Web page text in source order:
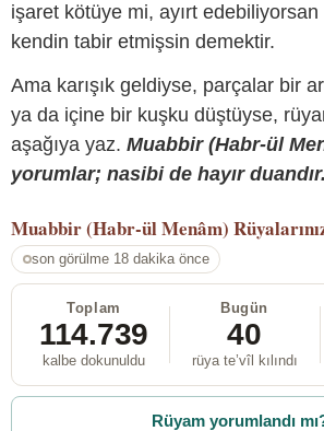
işaret kötüye mi, ayırt edebiliyorsan
kendin tabir etmişsin demektir.
Ama karışık geldiyse, parçalar bir
ya da içine bir kuşku düştüyse,
aşağıya yaz. Muabbir (Habr-ül
yorumlar; nasibi de hayır duandır.
Muabbir (Habr-ül Menâm)
son görülme 18 dakika önce
Toplam
114.739
kalbe dokunuldu
Bugün
40
rüya te’vîl kılındı
Rüyam yorumlandı